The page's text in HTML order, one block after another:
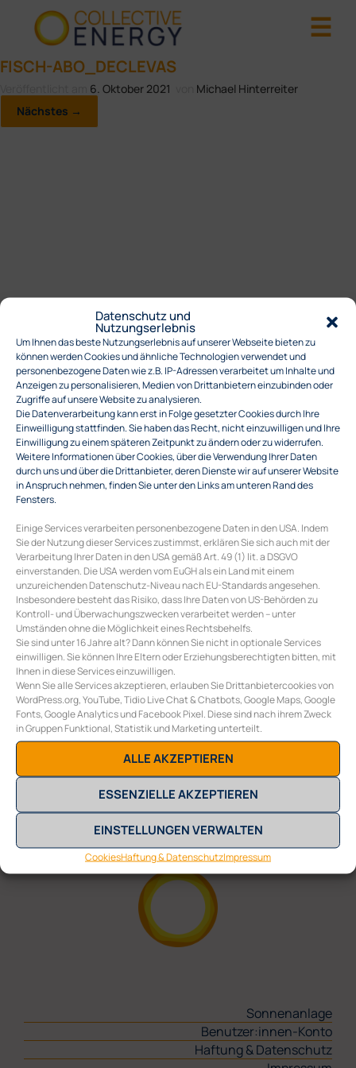
Datenschutz und
Nutzungserlebnis
Um Ihnen das beste Nutzungserlebnis auf unserer Webseite bieten zu
können werden Cookies und ähnliche Technologien verwendet und
personenbezogene Daten wie z.B. IP-Adressen verarbeitet um Inhalte und
Anzeigen zu personalisieren, Medien von Drittanbietern einzubinden oder
Zugriffe auf unsere Website zu analysieren.
Die Datenverarbeitung kann erst in Folge gesetzter Cookies durch Ihre
Einweilligung stattfinden. Sie haben das Recht, nicht einzuwilligen und Ihre
Einwilligung zu einem späteren Zeitpunkt zu ändern oder zu widerrufen.
Weitere Informationen über Cookies, über die Verwendung Ihrer Daten
durch uns und über die Drittanbieter, deren Dienste wir auf unserer Website
in Anspruch nehmen, finden Sie unter den Links am unteren Rand des
Fensters.
Einige Services verarbeiten personenbezogene Daten in den USA. Indem
Sie der Nutzung dieser Services zustimmst, erklären Sie sich auch mit der
Verarbeitung Ihrer Daten in den USA gemäß Art. 49 (1) lit. a DSGVO
einverstanden. Die USA werden vom EuGH als ein Land mit einem
unzureichenden Datenschutz-Niveau nach EU-Standards angesehen.
Insbesondere besteht das Risiko, dass Ihre Daten von US-Behörden zu
Kontroll- und Überwachungszwecken verarbeitet werden – unter
Umständen ohne die Möglichkeit eines Rechtsbehelfs.
Sie sind unter 16 Jahre alt? Dann können Sie nicht in optionale Services
einwilligen. Sie können Ihre Eltern oder Erziehungsberechtigten bitten, mit
Ihnen in diese Services einzuwilligen.
Wenn Sie alle Services akzeptieren, erlauben Sie Drittanbietercookies von
WordPress.org, YouTube, Tidio Live Chat & Chatbots, Google Maps, Google
Fonts, Google Analytics und Facebook Pixel. Diese sind nach ihrem Zweck
in Gruppen Funktional, Statistik und Marketing unterteilt.
ALLE AKZEPTIEREN
ESSENZIELLE AKZEPTIEREN
EINSTELLUNGEN VERWALTEN
CookiesHaftung & DatenschutzImpressum
FISCH-ABO_DECLEVAS
6. Oktober 2021
Michael Hinterreiter
Nächstes →
COLLECTIVE ENERGY GMBH
A-1070 Wien
Eoffice@collective-energy.at
+43 (0) 1 311 28 01
Sonnenanlage
Benutzer:innen-Konto
Haftung & Datenschutz